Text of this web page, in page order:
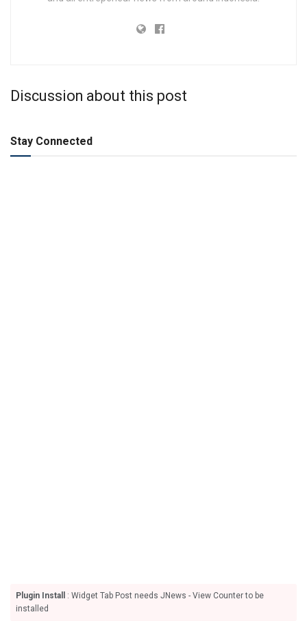
Discussion about this post
Stay Connected
Plugin Install
: Widget Tab Post needs JNews - View Counter to be
installed